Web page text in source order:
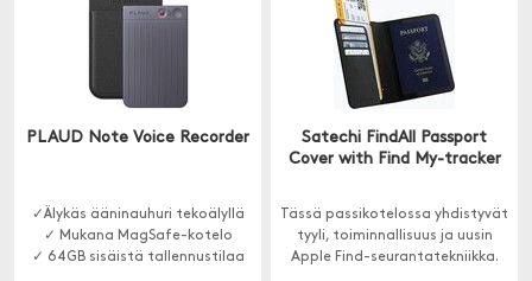
PLAUD Note Voice Recorder
✓Älykäs ääninauhuri tekoälyllä
✓ Mukana MagSafe-kotelo
✓ 64GB sisäistä tallennustilaa
Satechi FindAll Passport
Cover with Find My-tracker
Tässä passikotelossa yhdistyvät
tyyli, toiminnallisuus ja uusin
Apple Find-seurantatekniikka.